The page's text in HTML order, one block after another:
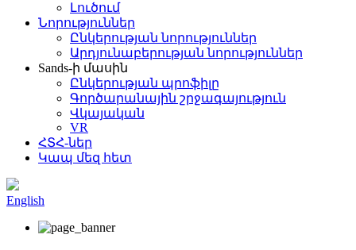
Լուծում
Նորություններ
Ընկերության նորություններ
Արդյունաբերության նորություններ
Sands-ի մասին
Ընկերության պրոֆիլը
Գործարանային շրջագայություն
Վկայական
VR
ՀՏՀ-ներ
Կապ մեզ հետ
English